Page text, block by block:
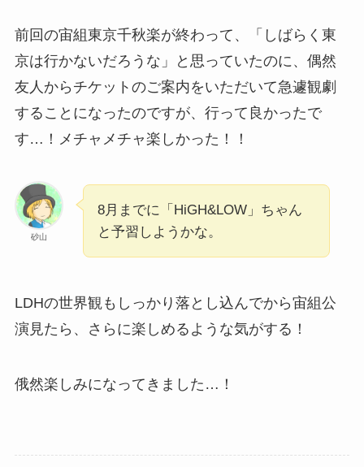
前回の宙組東京千秋楽が終わって、「しばらく東
京は行かないだろうな」と思っていたのに、偶然
友人からチケットのご案内をいただいて急遽観劇
することになったのですが、行って良かったで
す…！メチャメチャ楽しかった！！
砂山
8月までに「HiGH&LOW」ちゃん
と予習しようかな。
LDHの世界観もしっかり落とし込んでから宙組公
演見たら、さらに楽しめるような気がする！
俄然楽しみになってきました…！